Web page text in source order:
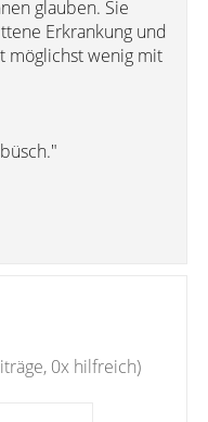
glauben. Sie
Erkrankung und
möglichst wenig mit
0x hilfreich)